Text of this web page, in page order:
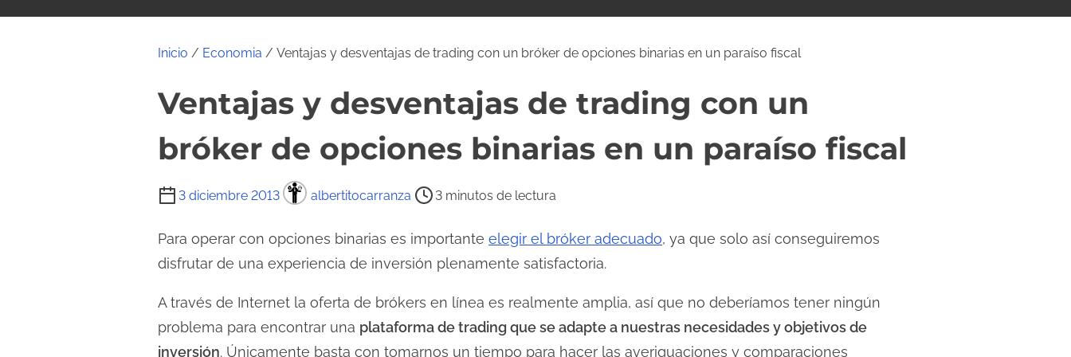
Inicio / Economia / Ventajas y desventajas de trading con un bróker de opciones binarias en un paraíso fiscal
Ventajas y desventajas de trading con un
bróker de opciones binarias en un paraíso fiscal
3 diciembre 2013 albertitocarranza
T
e
m
o
d
e
3 minutos de lectura
Para operar con opciones binarias es importante elegir el bróker adecuado, ya que solo así conseguiremos
disfrutar de una experiencia de inversión plenamente satisfactoria.
A través de Internet la oferta de brókers en línea es realmente amplia, así que no deberíamos tener ningún
problema para encontrar una plataforma de trading que se adapte a nuestras necesidades y objetivos de
inversión. Únicamente basta con tomarnos un tiempo para hacer las averiguaciones y comparaciones